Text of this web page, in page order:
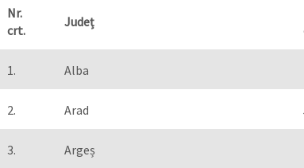
Nr.
crt.
Județ
1. Alba
2. Arad
3. Argeș